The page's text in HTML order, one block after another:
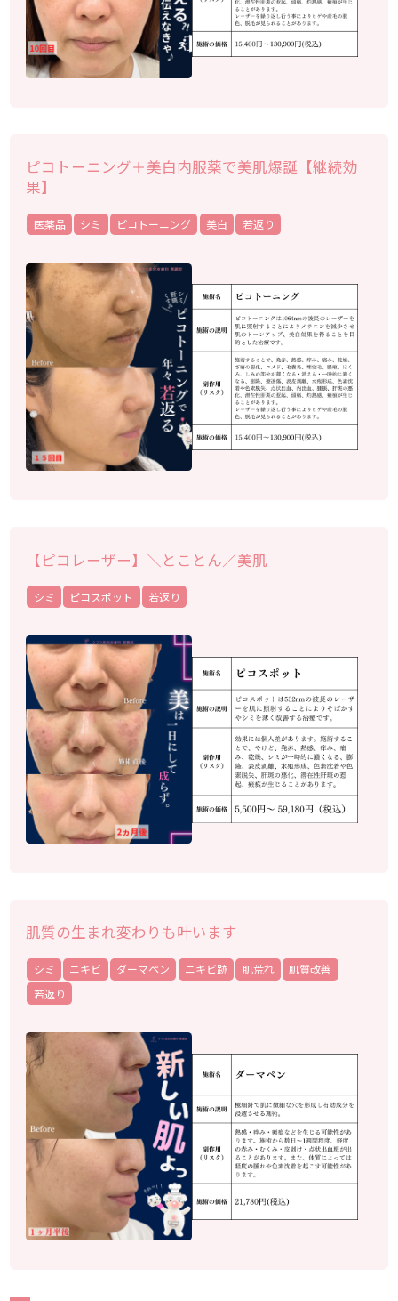
ピコトーニング＋美白内服薬で美肌爆誕【継続効
果】
医薬品 シミ ピコトーニング 美白 若返り
【ピコレーザー】＼とことん／美肌
シミ ピコスポット 若返り
肌質の生まれ変わりも叶います
シミ ニキビ ダーマペン ニキビ跡 肌荒れ
肌質改善
若返り